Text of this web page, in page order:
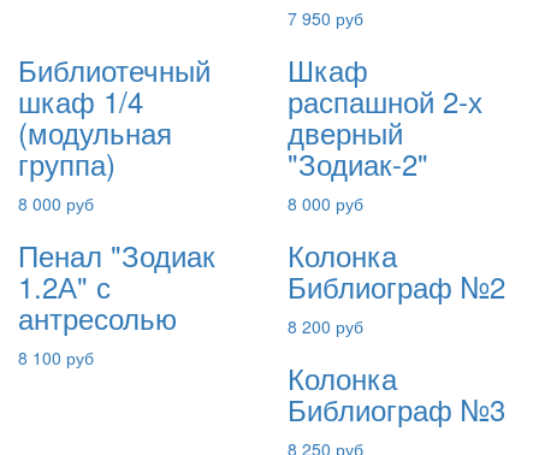
7 950 руб
Библиотечный
шкаф 1/4
(модульная
группа)
8 000 руб
Шкаф
распашной 2-х
дверный
"Зодиак-2"
8 000 руб
Пенал "Зодиак
1.2А" с
антресолью
8 100 руб
Колонка
Библиограф №2
8 200 руб
Колонка
Библиограф №3
8 250 руб